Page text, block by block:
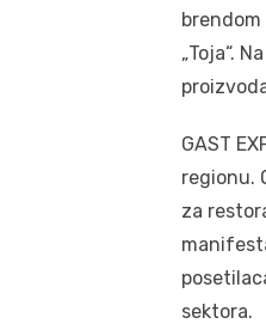
brendom
„Toja“.
GAST
regionu.
za
sektora.